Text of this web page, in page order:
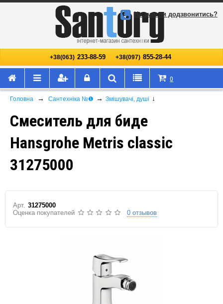
+38(063) 233-88-59 +38(097) 855-28-44
Не змогли додзвонитись?
0
Головна → Сантехніка №❶ → Змішувачі, душі ↓
Смеситель для биде
Hansgrohe Metris classic
31275000
Арт. 31275000
Оценка покупателей
0 отзывов